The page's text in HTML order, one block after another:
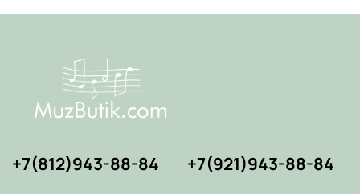
+7(812)943-88-84 +7(921)943-88-84